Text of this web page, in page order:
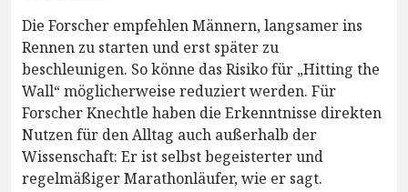
Die Forscher empfehlen Männern, langsamer ins
Rennen zu starten und erst später zu
beschleunigen. So könne das Risiko für „Hitting the
Wall“ möglicherweise reduziert werden. Für
Forscher Knechtle haben die Erkenntnisse direkten
Nutzen für den Alltag auch außerhalb der
Wissenschaft: Er ist selbst begeisterter und
regelmäßiger Marathonläufer, wie er sagt.